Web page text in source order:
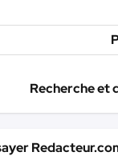
Recherche et